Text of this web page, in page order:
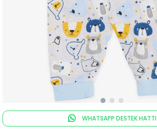
WHATSAPP DESTEK HATTI